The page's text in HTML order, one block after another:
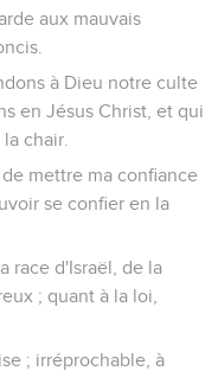
aux mauvais
à Dieu notre culte
en Jésus Christ, et qui
chair.
mettre ma confiance
se confier en la
race d'Israël, de la
; quant à la loi,
; irréprochable, à